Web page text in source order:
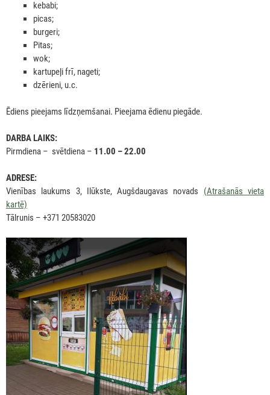
kebabi;
picas;
burgeri;
Pitas;
wok;
kartupeļi frī, nageti;
dzērieni, u.c.
Ēdiens pieejams līdzņemšanai. Pieejama ēdienu piegāde.
DARBA LAIKS:
Pirmdiena – svētdiena – 11.00 – 22.00
ADRESE:
Vienības laukums 3, Ilūkste, Augšdaugavas novads (Atrašanās vieta
kartē)
Tālrunis – +371 20583020